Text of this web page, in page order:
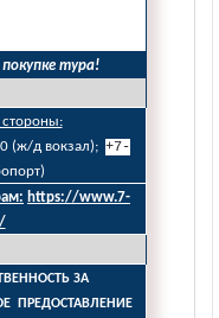
тура!
(ж/д вокзал); +7-
https://www.7-
ЗА
ПРЕДОСТАВЛЕНИЕ